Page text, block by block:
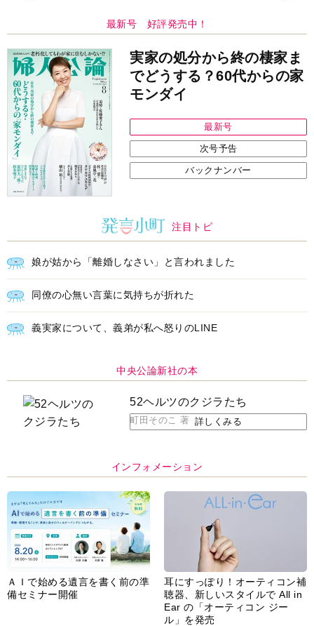
最新号 好評発売中！
実家の処分から終の棲家ま
でどうする？60代からの家
モンダイ
最新号
次号予告
バックナンバー
注目トピ
娘が姑から「離婚しなさい」と言われました
同僚の心無い言葉に気持ちが折れた
義実家について、義弟が私へ怒りのLINE
中央公論新社の本
52ヘルツのクジラたち
町田そのこ 著 詳しくみる
インフォメーション
ＡＩで始める遺言を書く前の準
備セミナー開催
耳にすっぽり！オーティコン補
聴器、新しいスタイルで All in
Ear の「オーティコン ジー
ル」を発売